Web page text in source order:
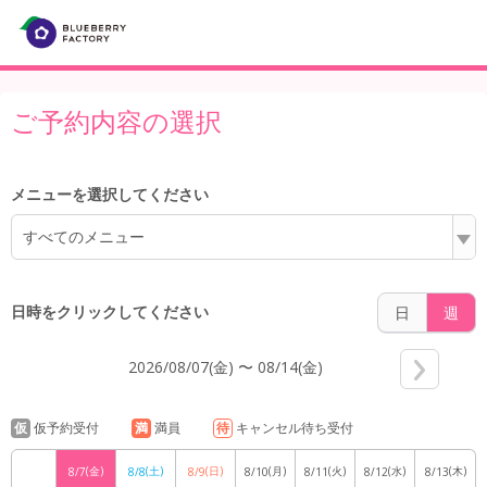
ご予約内容の選択
メニューを選択してください
すべてのメニュー
日時をクリックしてください 日 週
2026/08/07(金) 〜 08/14(金)
仮 仮予約受付 満 満員 待 キャンセル待ち受付
8/7(金) 8/8(土) 8/9(日) 8/10(月) 8/11(火) 8/12(水) 8/13(木)
3:00
4:00
5:00
7:00